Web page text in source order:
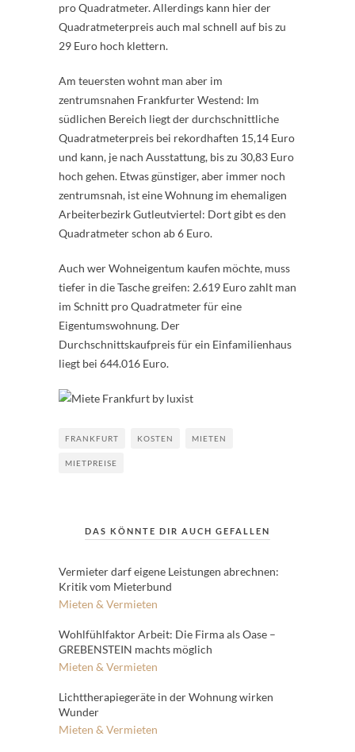
pro Quadratmeter. Allerdings kann hier der
Quadratmeterpreis auch mal schnell auf bis zu
29 Euro hoch klettern.
Am teuersten wohnt man aber im
zentrumsnahen Frankfurter Westend: Im
südlichen Bereich liegt der durchschnittliche
Quadratmeterpreis bei rekordhaften 15,14 Euro
und kann, je nach Ausstattung, bis zu 30,83 Euro
hoch gehen. Etwas günstiger, aber immer noch
zentrumsnah, ist eine Wohnung im ehemaligen
Arbeiterbezirk Gutleutviertel: Dort gibt es den
Quadratmeter schon ab 6 Euro.
Auch wer Wohneigentum kaufen möchte, muss
tiefer in die Tasche greifen: 2.619 Euro zahlt man
im Schnitt pro Quadratmeter für eine
Eigentumswohnung. Der
Durchschnittskaufpreis für ein Einfamilienhaus
liegt bei 644.016 Euro.
FRANKFURT KOSTEN MIETEN
MIETPREISE
DAS KÖNNTE DIR AUCH GEFALLEN
Vermieter darf eigene Leistungen abrechnen:
Kritik vom Mieterbund
Mieten & Vermieten
Wohlfühlfaktor Arbeit: Die Firma als Oase –
GREBENSTEIN machts möglich
Mieten & Vermieten
Lichttherapiegeräte in der Wohnung wirken
Wunder
Mieten & Vermieten